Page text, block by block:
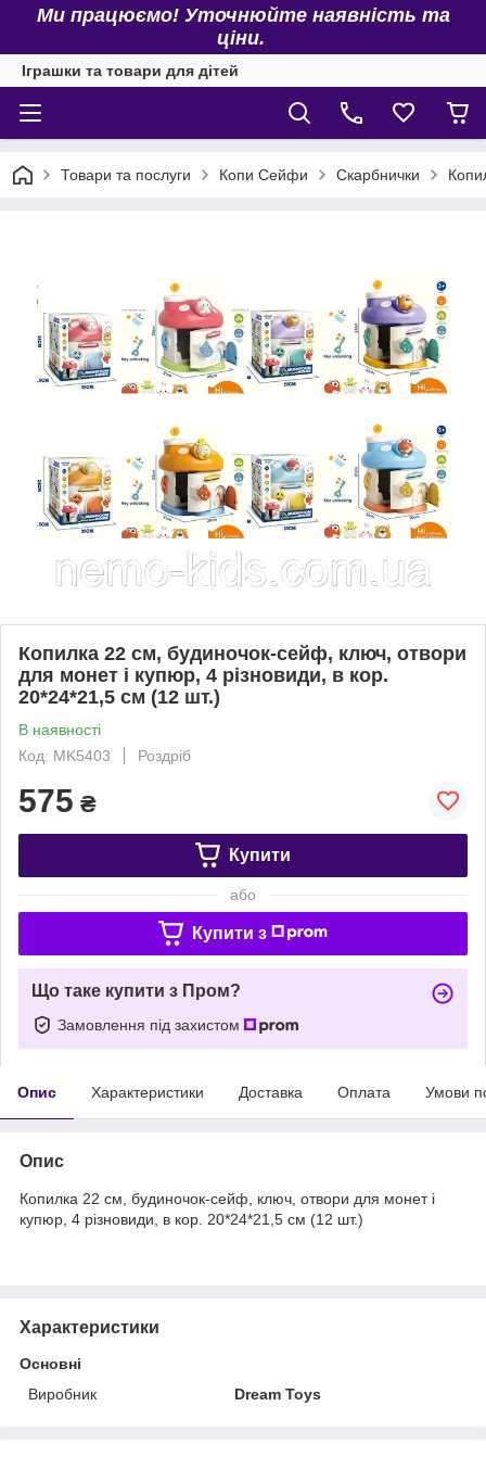
Ми працюємо! Уточнюйте наявність та
ціни.
Іграшки та товари для дітей
Товари та послуги Копи Сейфи Скарбнички
Копилка 22 см, будиночок-сейф, ключ, отвори
для монет і купюр, 4 різновиди, в кор.
20*24*21,5 см (12 шт.)
В наявності
Код: MK5403
Роздріб
575 ₴
Купити
або
Купити з
Що таке купити з Пром?
Замовлення під захистом
Опис Характеристики Доставка Оплата Умови
Опис
Копилка 22 см, будиночок-сейф, ключ, отвори для монет і
купюр, 4 різновиди, в кор. 20*24*21,5 см (12 шт.)
Характеристики
Основні
Виробник
Dream Toys